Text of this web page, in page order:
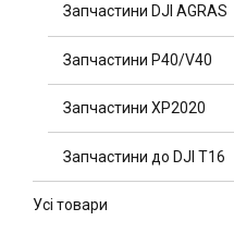
Запчастини DJI AGRAS
Запчастини P40/V40
Запчастини XP2020
Запчастини до DJI T16
Усі товари